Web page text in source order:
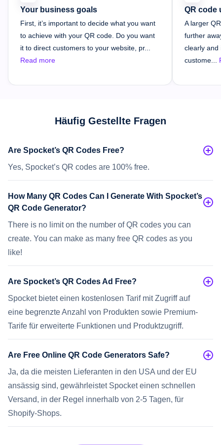
Your business goals
First, it’s important to decide what you want
to achieve with your QR code. Do you want
it to direct customers to your website, pr...
Read more
QR code
A larger
further
clearly and
custome...
Häufig Gestellte Fragen
Are Spocket’s QR Codes Free?
Yes, Spocket’s QR codes are 100% free.
How Many QR Codes Can I Generate With Spocket’s
QR Code Generator?
There is no limit on the number of QR codes you can
create. You can make as many free QR codes as you
like!
Are Spocket’s QR Codes Ad Free?
Spocket bietet einen kostenlosen Tarif mit Zugriff auf
eine begrenzte Anzahl von Produkten sowie Premium-
Tarife für erweiterte Funktionen und Produktzugriff.
Are Free Online QR Code Generators Safe?
Ja, da die meisten Lieferanten in den USA und der EU
ansässig sind, gewährleistet Spocket einen schnellen
Versand, in der Regel innerhalb von 2-5 Tagen, für
Shopify-Shops.